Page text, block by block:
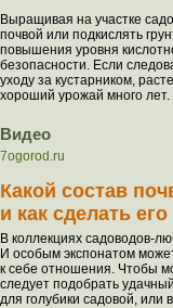
Выращивая на участке
почвой или подкислять
повышения уровня
безопасности. Если
уходу за кустарником,
хороший урожай много лет.
Видео
7ogorod.ru
Какой состав
и как сделать
В коллекциях садоводов-
И особым экспонатом
к себе отношения. Чтобы
следует подобрать
для голубики садовой, или